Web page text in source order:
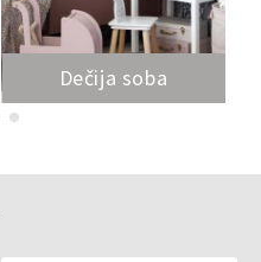
Dečija soba